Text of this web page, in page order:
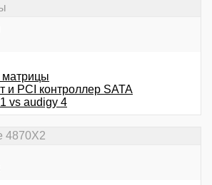
матрицы
и PCI контроллер SATA
vs audigy 4
4870Х2